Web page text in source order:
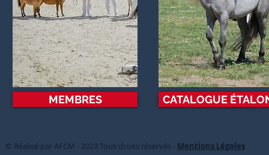
MEMBRES CATALOGUE
© Réalisé par AFCM - 2023 Tous droits réservés - Mentions Légales